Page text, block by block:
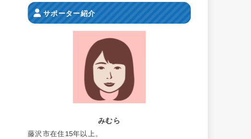
サポーター紹介
みむら
藤沢市在住15年以上。